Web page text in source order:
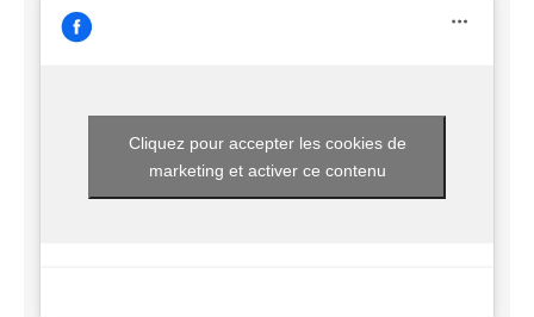
Cliquez pour accepter les cookies de
marketing et activer ce contenu